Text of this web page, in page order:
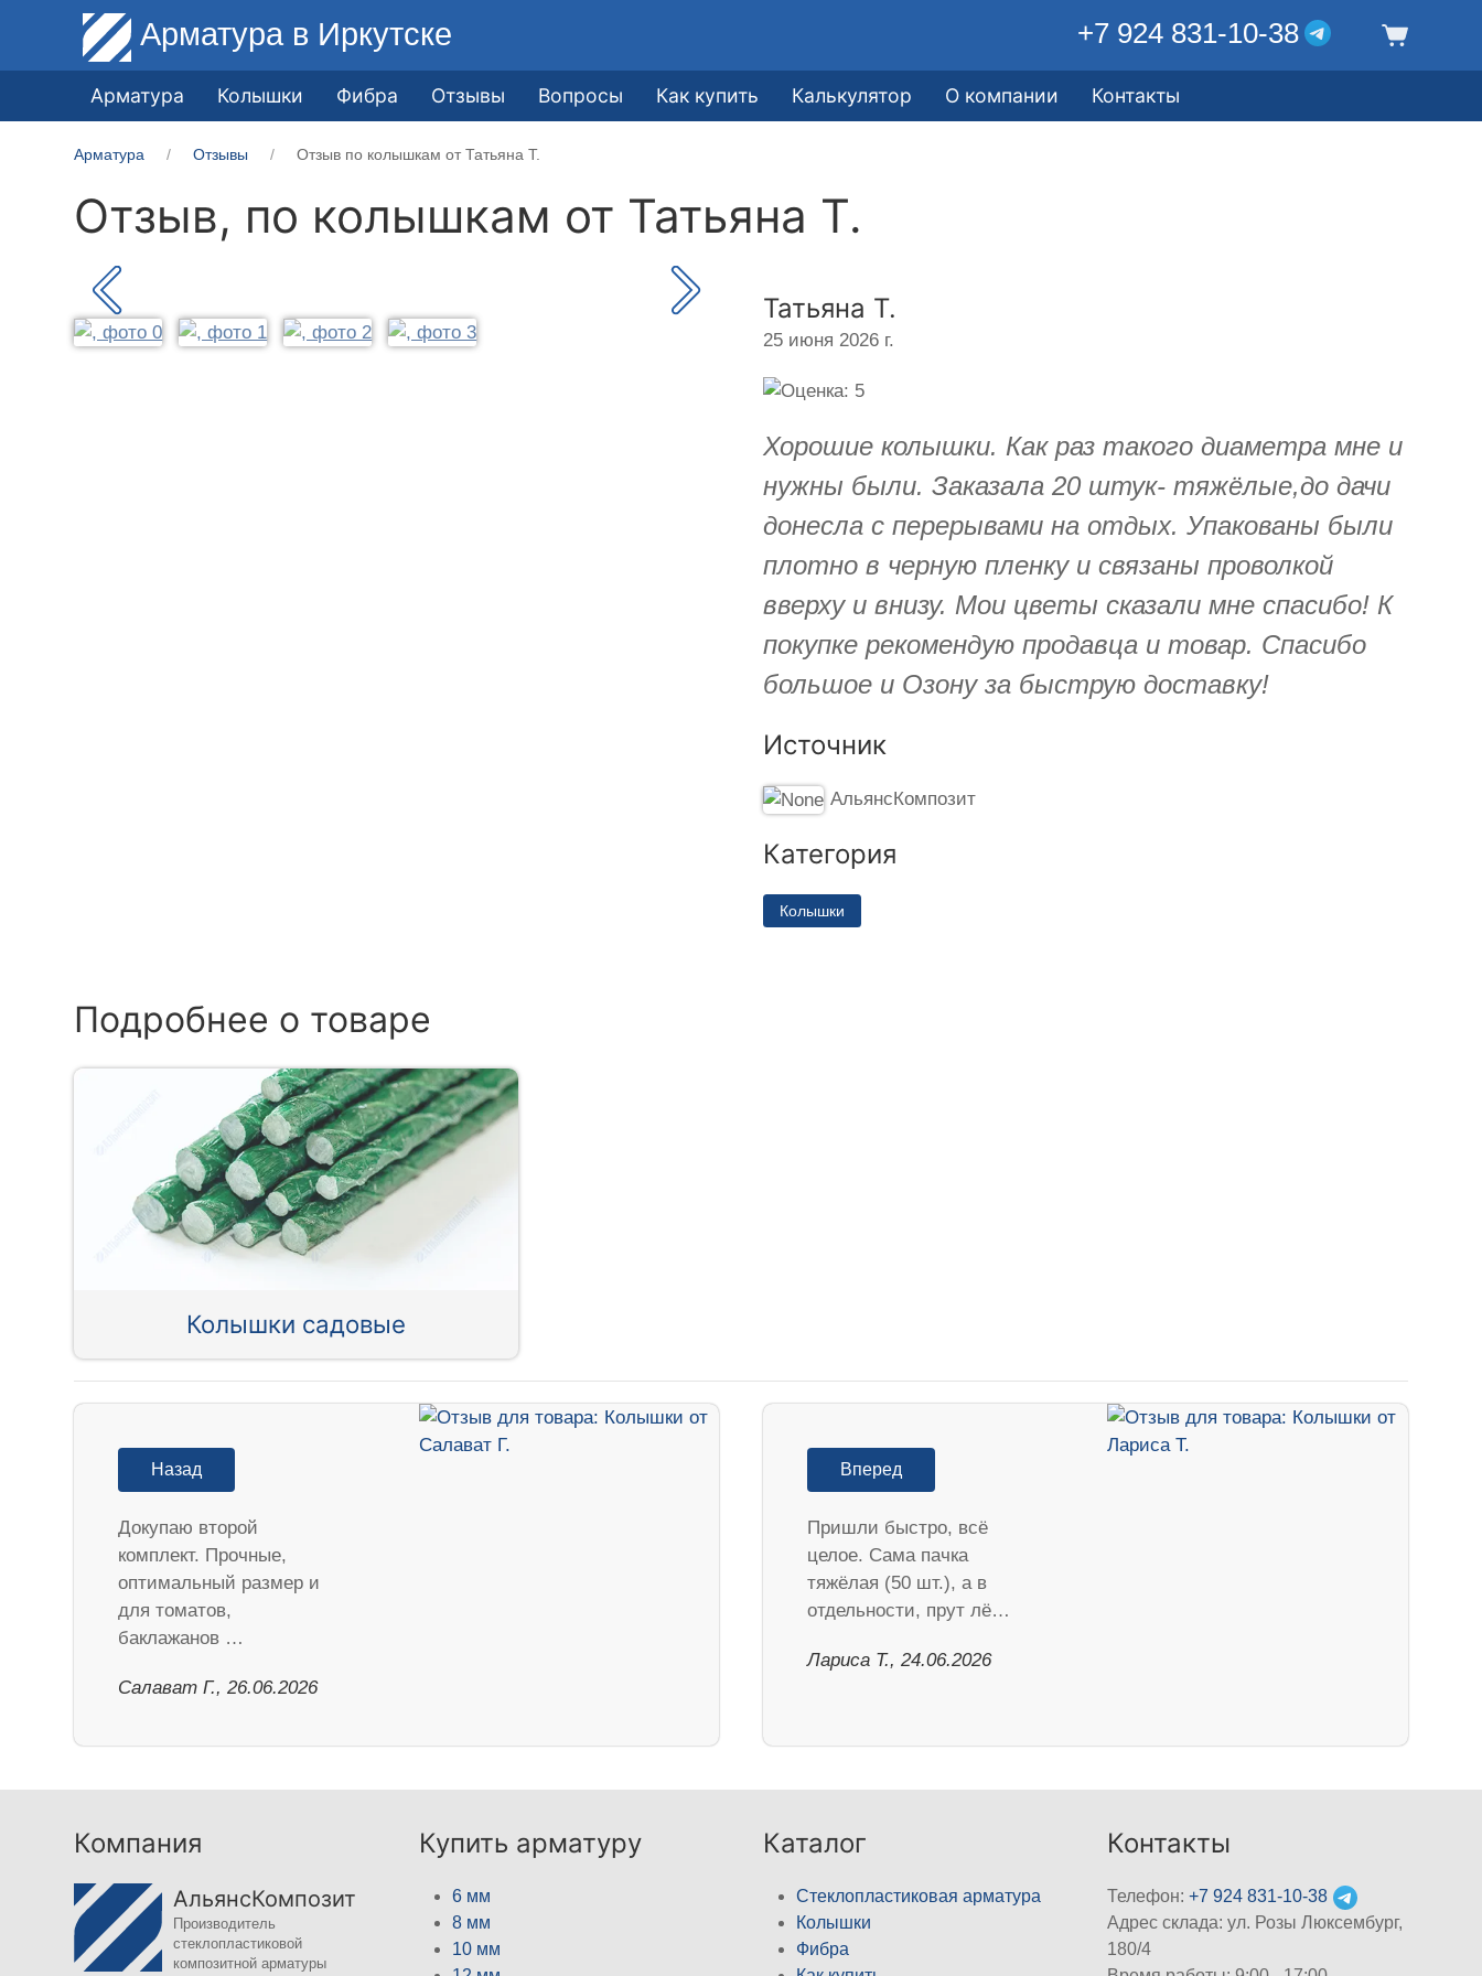
Арматура в Иркутске +7 924 831-10-38
Арматура Колышки Фибра Отзывы Вопросы Как купить Калькулятор О компании Контакты
Арматура Отзывы Отзыв по колышкам от Татьяна Т.
Отзыв, по колышкам от Татьяна Т.
Татьяна Т.
25 июня 2026 г.
Хорошие колышки. Как раз такого диаметра мне и
нужны были. Заказала 20 штук- тяжёлые,до дачи
донесла с перерывами на отдых. Упакованы были
плотно в черную пленку и связаны проволкой
вверху и внизу. Мои цветы сказали мне спасибо! К
покупке рекомендую продавца и товар. Спасибо
большое и Озону за быструю доставку!
Источник
АльянсКомпозит
Категория
Колышки
Подробнее о товаре
Колышки садовые
Назад
Докупаю второй
комплект. Прочные,
оптимальный размер и
для томатов,
баклажанов …
Салават Г., 26.06.2026
Вперед
Пришли быстро, всё
целое. Сама пачка
тяжёлая (50 шт.), а в
отдельности, прут лё…
Лариса Т., 24.06.2026
Компания
АльянсКомпозит
Производитель
стеклопластиковой
композитной арматуры
Купить арматуру
6 мм
8 мм
10 мм
Каталог
Стеклопластиковая арматура
Колышки
Фибра
Контакты
Телефон:+7 924 831-10-38
Адрес склада: ул. Розы Люксембург,
180/4